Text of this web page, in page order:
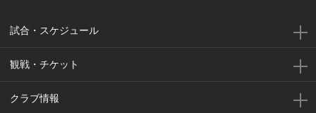
試合・スケジュール
観戦・チケット
クラブ情報